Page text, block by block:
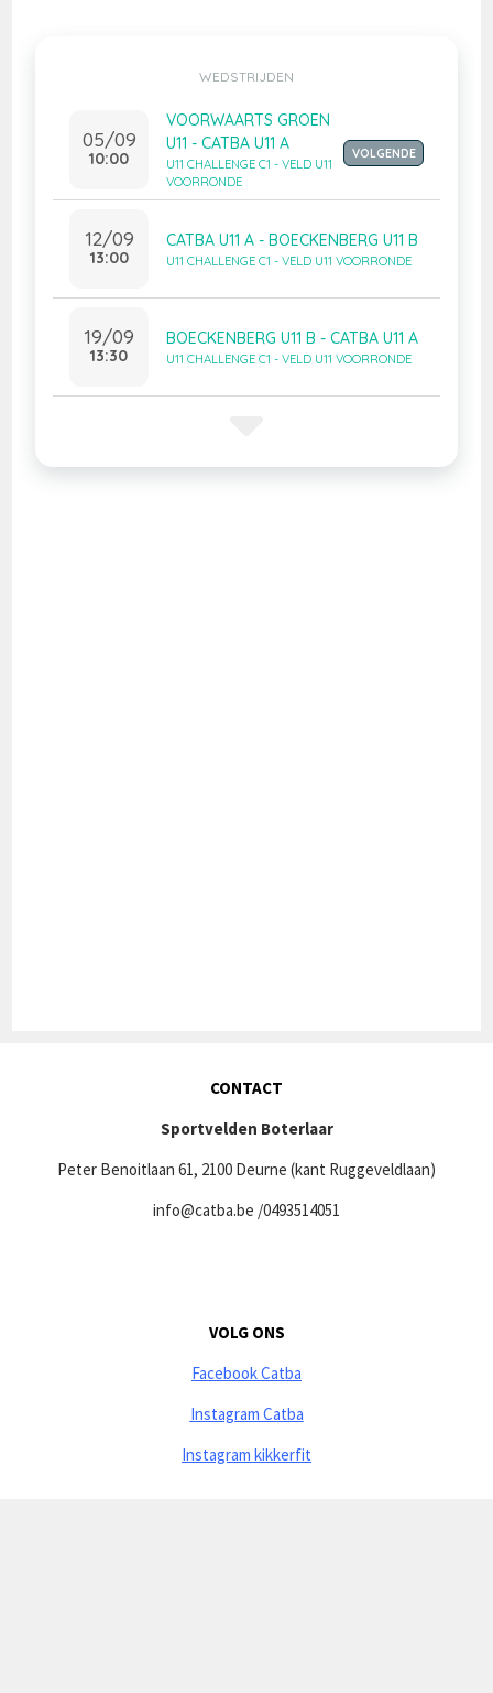
CONTACT
Sportvelden Boterlaar
Peter Benoitlaan 61, 2100 Deurne (kant Ruggeveldlaan)
info@catba.be /0493514051
VOLG ONS
Facebook Catba
Instagram Catba
Instagram kikkerfit